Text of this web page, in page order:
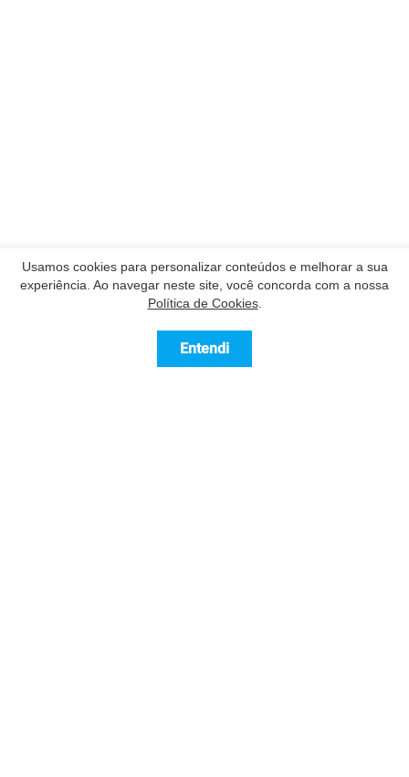
Usamos cookies para personalizar conteúdos e melhorar a sua
experiência. Ao navegar neste site, você concorda com a nossa
Política de Cookies.
Entendi